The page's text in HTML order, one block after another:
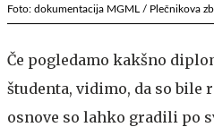
Foto: dokumentacija MGML / Plečnikova
Če pogledamo kakšno
študenta, vidimo, da so bile
osnove so lahko gradili po